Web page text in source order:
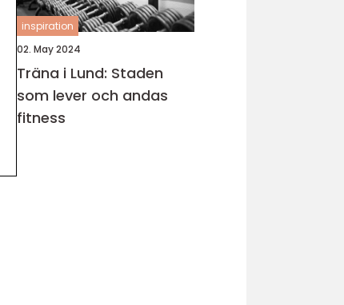
inspiration
02. May 2024
Träna i Lund: Staden
som lever och andas
fitness